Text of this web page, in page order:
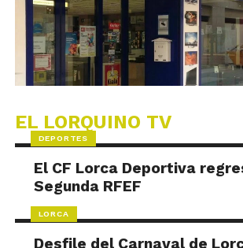
EL LORQUINO TV
DEPORTES
El CF Lorca Deportiva
Segunda RFEF
LORCA
Desfile del Carnaval de